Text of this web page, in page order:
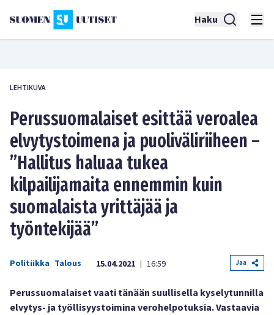
Haku
LEHTIKUVA
Perussuomalaiset esittää veroalea
elvytystoimena ja puoliväliriiheen –
”Hallitus haluaa tukea
kilpailijamaita ennemmin kuin
suomalaista yrittäjää ja
työntekijää”
Politiikka Talous 15.04.2021 | 16:59 Jaa
Perussuomalaiset vaati tänään suullisella kyselytunnilla
elvytys- ja työllisyystoimina verohelpotuksia. Vastaavia